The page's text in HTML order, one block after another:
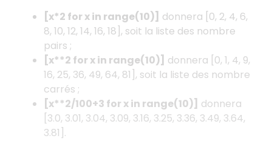
[x*2 for x in range(10)] donnera [0, 2, 4, 6,
8, 10, 12, 14, 16, 18], soit la liste des nombre
pairs ;
[x**2 for x in range(10)] donnera [0, 1, 4, 9,
16, 25, 36, 49, 64, 81], soit la liste des nombre
carrés ;
[x**2/100+3 for x in range(10)] donnera
[3.0, 3.01, 3.04, 3.09, 3.16, 3.25, 3.36, 3.49, 3.64,
3.81].